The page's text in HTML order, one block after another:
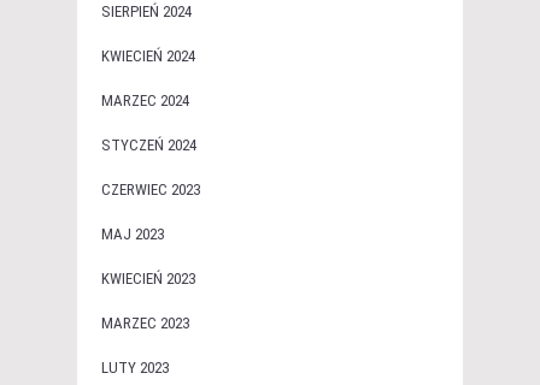
SIERPIEŃ 2024
KWIECIEŃ 2024
MARZEC 2024
STYCZEŃ 2024
CZERWIEC 2023
MAJ 2023
KWIECIEŃ 2023
MARZEC 2023
LUTY 2023